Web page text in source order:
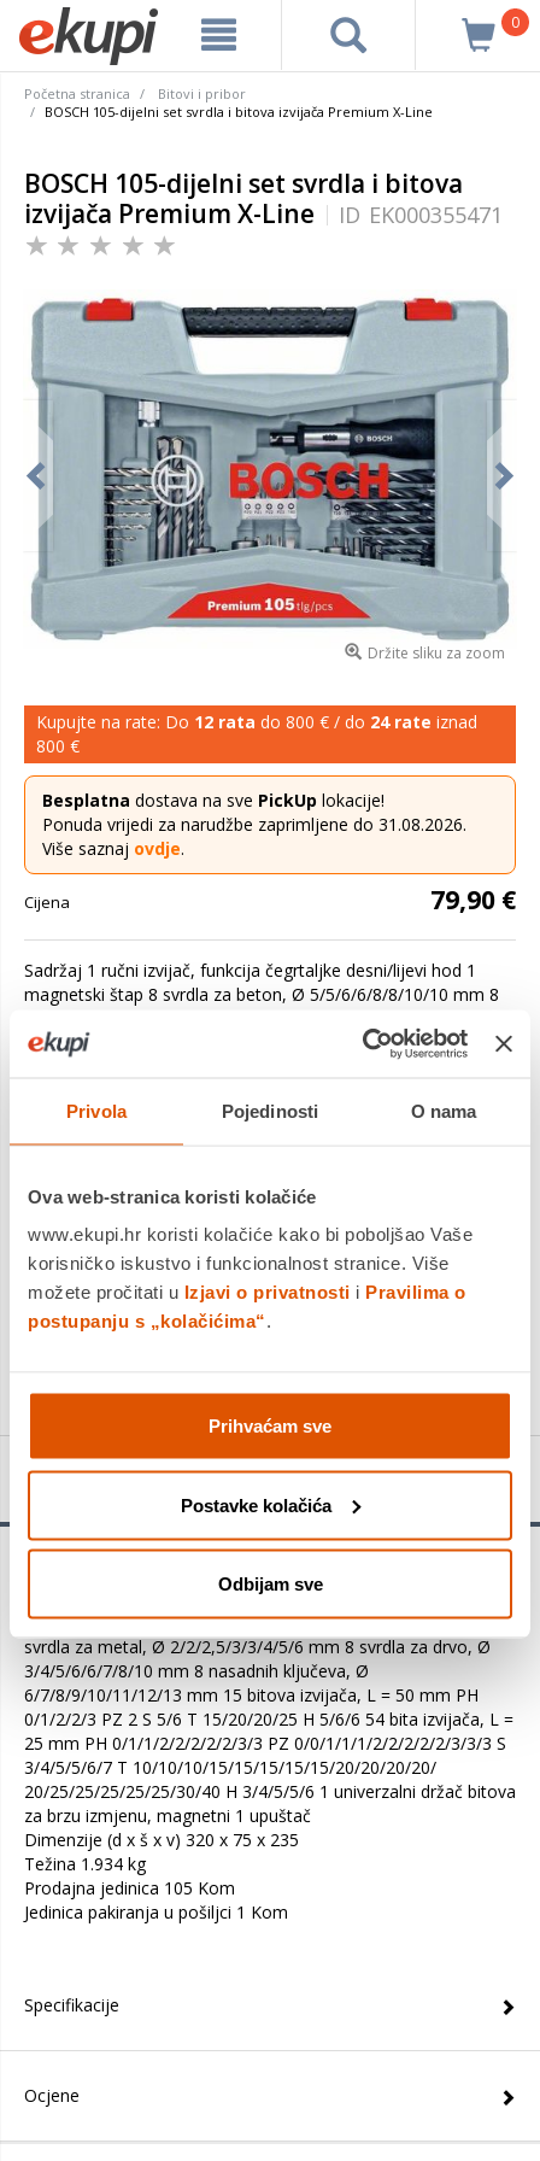
Privola Pojedinosti O nama
Ova web-stranica koristi kolačiće
www.ekupi.hr koristi kolačiće kako bi poboljšao Vaše
korisničko iskustvo i funkcionalnost stranice. Više
možete pročitati u Izjavi o privatnosti i Pravilima o
postupanju s „kolačićima“.
Prihvaćam sve
Postavke kolačića
Odbijam sve
0
Početna stranica
Bitovi i pribor
BOSCH 105-dijelni set svrdla i bitova izvijača Premium X-Line
BOSCH 105-dijelni set svrdla i bitova
izvijača Premium X-Line
ID EK000355471
Držite sliku za zoom
Kupujte na rate: Do 12 rata do 800 € / do 24 rate iznad
800 €
Besplatna dostava na sve PickUp lokacije!
Ponuda vrijedi za narudžbe zaprimljene do 31.08.2026.
Više saznaj ovdje.
Cijena 79,90 €
Sadržaj 1 ručni izvijač, funkcija čegrtaljke desni/lijevi hod 1
magnetski štap 8 svrdla za beton, Ø 5/5/6/6/8/8/10/10 mm 8
drvo, Ø 3/4/...
Dostavljamo već od
18.08.2026
Platite gotovinom pri preuzimanju, Internet bankarstvom, karticama
jednokratno i na rate
DODAJTE U KOŠARICU
Detalji proizvoda
1 ručni izvijač, funkcija čegrtaljke desni/lijevi hod 1 magnetski
štap 8 svrdla za beton, Ø 5/5/6/6/8/8/10/10 mm 8 HSS-G
svrdla za metal, Ø 2/2/2,5/3/3/4/5/6 mm 8 svrdla za drvo, Ø
3/4/5/6/6/7/8/10 mm 8 nasadnih ključeva, Ø
6/7/8/9/10/11/12/13 mm 15 bitova izvijača, L = 50 mm PH
0/1/2/2/3 PZ 2 S 5/6 T 15/20/20/25 H 5/6/6 54 bita izvijača, L =
25 mm PH 0/1/1/2/2/2/2/2/3/3 PZ 0/0/1/1/1/2/2/2/2/2/3/3/3 S
3/4/5/5/6/7 T 10/10/10/15/15/15/15/15/20/20/20/20/
20/25/25/25/25/25/30/40 H 3/4/5/5/6 1 univerzalni držač bitova
za brzu izmjenu, magnetni 1 upuštač
Dimenzije (d x š x v) 320 x 75 x 235
Težina 1.934 kg
Prodajna jedinica 105 Kom
Jedinica pakiranja u pošiljci 1 Kom
Specifikacije
Ocjene